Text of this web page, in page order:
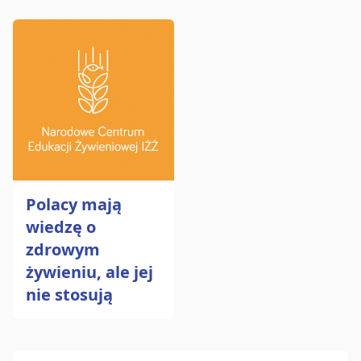
Polacy mają
wiedzę o
zdrowym
żywieniu, ale jej
nie stosują